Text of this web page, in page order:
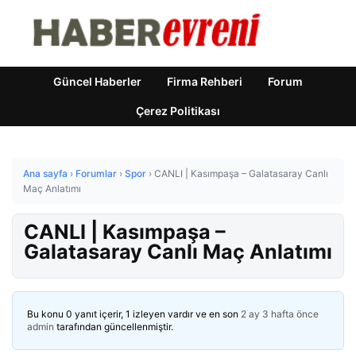
Güncel Haberler Firma Rehberi Forum
Çerez Politikası
Ana sayfa › Forumlar › Spor › CANLI | Kasımpaşa – Galatasaray Canlı
Maç Anlatımı
CANLI | Kasımpaşa –
Galatasaray Canlı Maç Anlatımı
Bu konu 0 yanıt içerir, 1 izleyen vardır ve en son 2 ay 3 hafta önce
admin tarafından güncellenmiştir.